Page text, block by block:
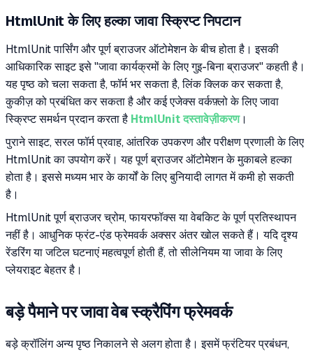
HtmlUnit के लिए हल्का जावा स्क्रिप्ट निपटान
HtmlUnit पार्सिंग और पूर्ण ब्राउजर ऑटोमेशन के बीच होता है। इसकी
आधिकारिक साइट इसे "जावा कार्यक्रमों के लिए गुइ-बिना ब्राउजर" कहती है।
यह पृष्ठ को चला सकता है, फॉर्म भर सकता है, लिंक क्लिक कर सकता है,
कुकीज़ को प्रबंधित कर सकता है और कई एजेक्स वर्कफ़्लो के लिए जावा
स्क्रिप्ट समर्थन प्रदान करता है HtmlUnit दस्तावेज़ीकरण।
पुराने साइट, सरल फॉर्म प्रवाह, आंतरिक उपकरण और परीक्षण प्रणाली के लिए
HtmlUnit का उपयोग करें। यह पूर्ण ब्राउजर ऑटोमेशन के मुकाबले हल्का
होता है। इससे मध्यम भार के कार्यों के लिए बुनियादी लागत में कमी हो सकती
है।
HtmlUnit पूर्ण ब्राउजर च्रोम, फायरफॉक्स या वेबकिट के पूर्ण प्रतिस्थापन
नहीं है। आधुनिक फ्रंट-एंड फ्रेमवर्क अक्सर अंतर खोल सकते हैं। यदि दृश्य
रेंडरिंग या जटिल घटनाएं महत्वपूर्ण होती हैं, तो सीलेनियम या जावा के लिए
प्लेयराइट बेहतर है।
बड़े पैमाने पर जावा वेब स्क्रैपिंग फ्रेमवर्क
बड़े क्रॉलिंग अन्य पृष्ठ निकालने से अलग होता है। इसमें फ्रंटियर प्रबंधन,